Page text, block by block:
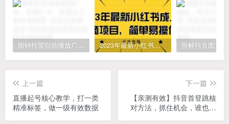
闹钟托管自动播放广告，单机5-10，无需人工操作 2023年最新小红书成人电商项目，简单易操作【详细教程】
上一篇
直播起号核心教学，打一类
精准标签，做一级有效数据
下一篇
【亲测有效】抖音首登跳核
对方法，抓住机会，谁也不